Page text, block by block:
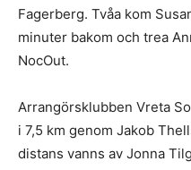
Fagerberg. Tvåa kom
minuter bakom och trea
NocOut.
Arrangörsklubben Vreta
i 7,5 km genom Jakob
distans vanns av Jonna